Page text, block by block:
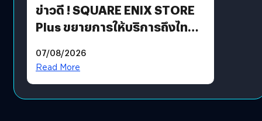
ข่าวดี ! SQUARE ENIX STORE
Plus ขยายการให้บริการถึงไทย
โดยตรง
07/08/2026
Read More